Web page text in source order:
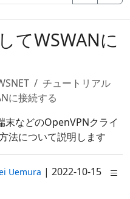
てWSWANに
チュートリアル
に接続する
などのOpenVPNクライ
法について説明します
Uemura | 2022-10-15